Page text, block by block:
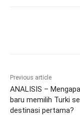
Previous article
ANALISIS –
baru memilih Turki
destinasi pertama?